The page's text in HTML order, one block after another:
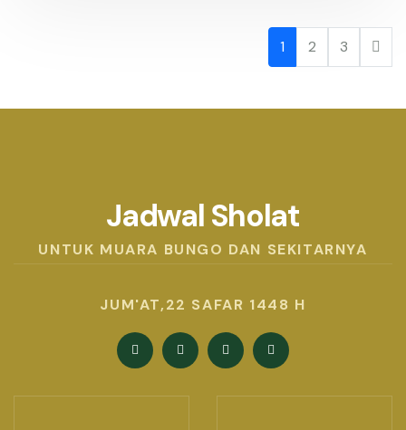
1 2 3
Jadwal Sholat
UNTUK MUARA BUNGO DAN SEKITARNYA
JUM'AT,22 SAFAR 1448 H